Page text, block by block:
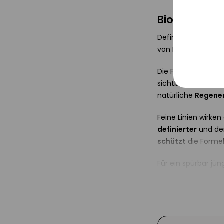
Biodroga
Definierende und
von Hautalterung.
Die Formel mit
sichtbare
natürliche
Feine Linien
definierter und
schützt die
Für ein spürbar
Täglich morgens